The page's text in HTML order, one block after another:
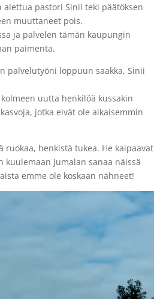
alettua pastori Sinii teki päätöksen
muuttaneet pois.
ja palvelen tämän kaupungin
paimenta.
palvelutyöni loppuun saakka, Sinii
uutta henkilöä kussakin
jotka eivät ole aikaisemmin
henkistä tukea. He kaipaavat
Jumalan sanaa näissä
emme ole koskaan nähneet!